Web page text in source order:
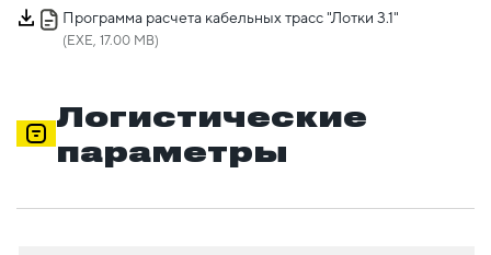
Программа расчета кабельных трасс "Лотки 3.1"
(EXE, 17.00 MB)
Логистические
параметры